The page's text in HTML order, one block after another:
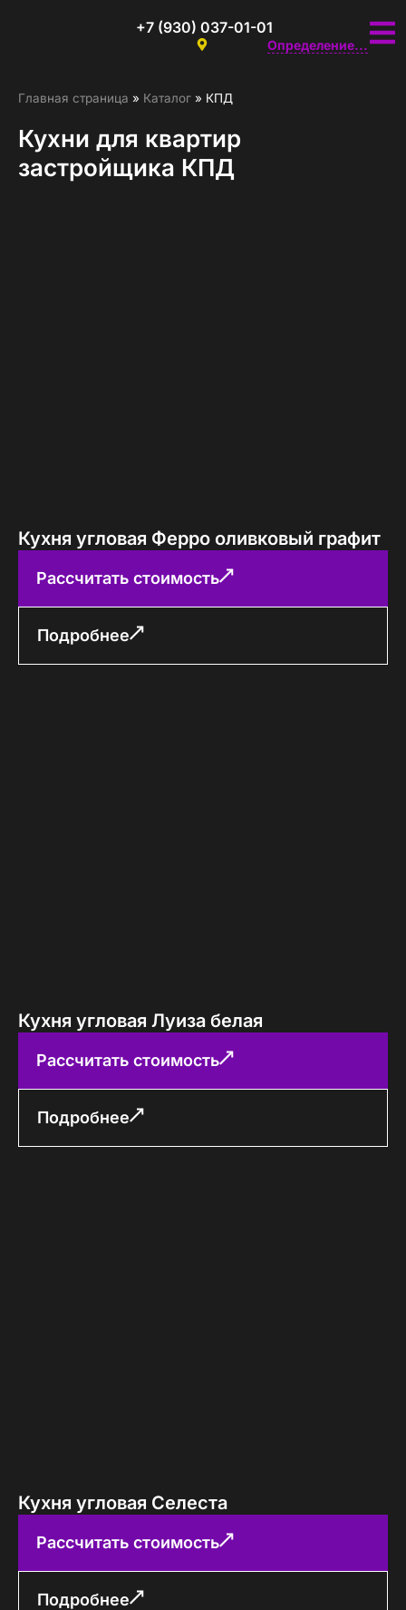
+7 (930) 037-01-01
Определение...
Главная страница » Каталог » КПД
Кухни для квартир
застройщика КПД
Кухня угловая Ферро оливковый графит
Рассчитать стоимость
Подробнее
Кухня угловая Луиза белая
Рассчитать стоимость
Подробнее
Кухня угловая Селеста
Рассчитать стоимость
Подробнее